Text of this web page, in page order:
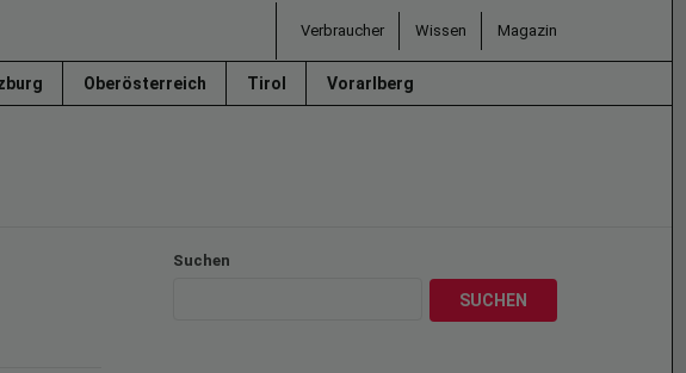
Verbraucher Wissen Magazin
Oberösterreich Tirol Vorarlberg
Suchen
SUCHEN